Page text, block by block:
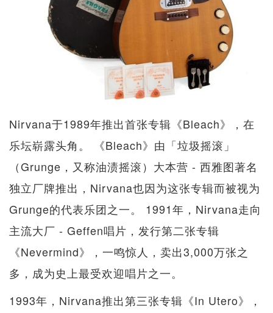
Nirvana于1989年推出首张专辑《Bleach》，在
乐坛崭露头角。 《Bleach》由「垃圾摇滚」
（Grunge，又称油渍摇滚）大本营 - 西雅图著名
独立厂牌推出，Nirvana也因为这张专辑而被视为
Grunge的代表乐团之一。 1991年，Nirvana走向
主流大厂 - Geffen唱片，发行第二张专辑
《Nevermind》，一鸣惊人，卖出3,000万张之
多，成为史上最受欢迎唱片之一。
1993年，Nirvana推出第三张专辑《In Utero》，